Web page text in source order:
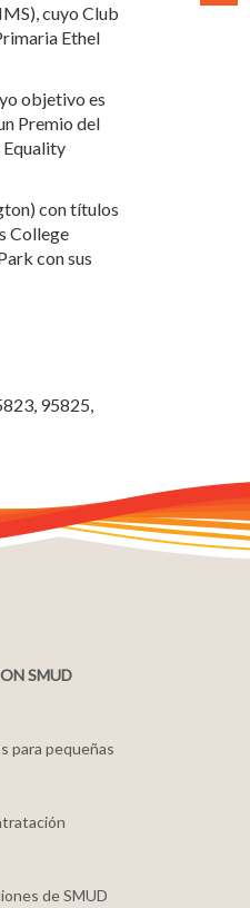
cuyo Club
Ethel
objetivo es
Premio del
Equality
con títulos
College
con sus
95825,
SMUD
para pequeñas
de SMUD